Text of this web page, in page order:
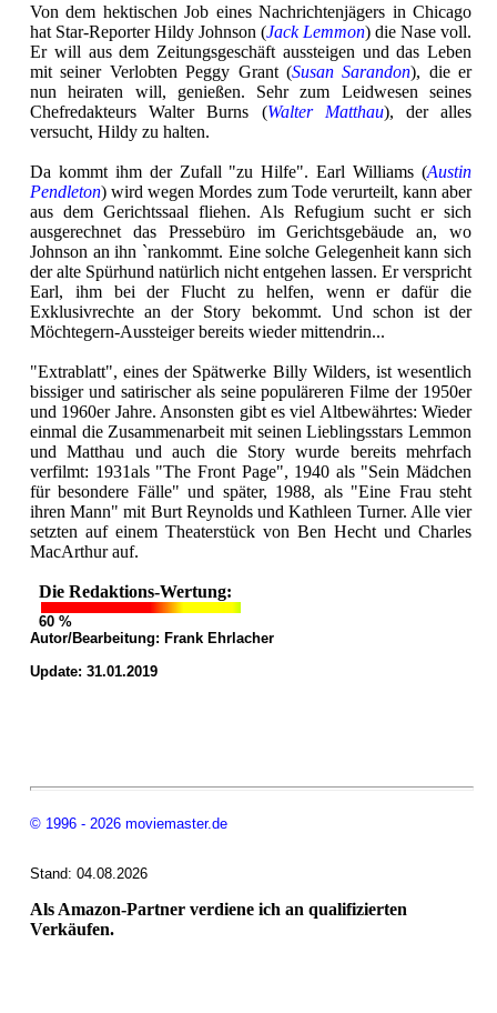
Von dem hektischen Job eines Nachrichtenjägers in Chicago
hat Star-Reporter Hildy Johnson (Jack Lemmon) die Nase voll.
Er will aus dem Zeitungsgeschäft aussteigen und das Leben
mit seiner Verlobten Peggy Grant (Susan Sarandon), die er
nun heiraten will, genießen. Sehr zum Leidwesen seines
Chefredakteurs Walter Burns (Walter Matthau), der alles
versucht, Hildy zu halten.
Da kommt ihm der Zufall "zu Hilfe". Earl Williams (Austin
Pendleton) wird wegen Mordes zum Tode verurteilt, kann aber
aus dem Gerichtssaal fliehen. Als Refugium sucht er sich
ausgerechnet das Pressebüro im Gerichtsgebäude an, wo
Johnson an ihn `rankommt. Eine solche Gelegenheit kann sich
der alte Spürhund natürlich nicht entgehen lassen. Er verspricht
Earl, ihm bei der Flucht zu helfen, wenn er dafür die
Exklusivrechte an der Story bekommt. Und schon ist der
Möchtegern-Aussteiger bereits wieder mittendrin...
"Extrablatt", eines der Spätwerke Billy Wilders, ist wesentlich
bissiger und satirischer als seine populäreren Filme der 1950er
und 1960er Jahre. Ansonsten gibt es viel Altbewährtes: Wieder
einmal die Zusammenarbeit mit seinen Lieblingsstars Lemmon
und Matthau und auch die Story wurde bereits mehrfach
verfilmt: 1931als "The Front Page", 1940 als "Sein Mädchen
für besondere Fälle" und später, 1988, als "Eine Frau steht
ihren Mann" mit Burt Reynolds und Kathleen Turner. Alle vier
setzten auf einem Theaterstück von Ben Hecht und Charles
MacArthur auf.
Die Redaktions-Wertung:
60 %
Autor/Bearbeitung: Frank Ehrlacher
Update: 31.01.2019
© 1996 - 2026 moviemaster.de
Stand: 04.08.2026
Als Amazon-Partner verdiene ich an qualifizierten
Verkäufen.